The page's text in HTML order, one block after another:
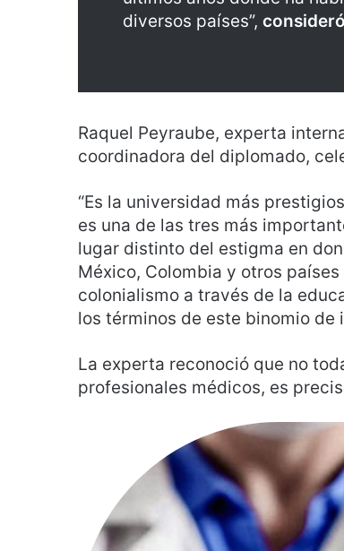
diversos países”,
Raquel Peyraube, experta
coordinadora del diplomado,
“Es la universidad más
es una de las tres más
lugar distinto del estigma en
México, Colombia y otros
colonialismo a través de la
los términos de este binomio de
La experta reconoció que no
profesionales médicos, es